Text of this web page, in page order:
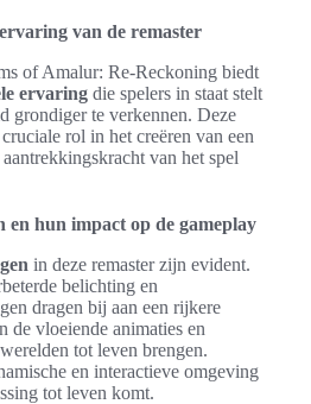
van de remaster
of Amalur: Re-Reckoning biedt
ervaring die spelers in staat stelt
grondiger te verkennen. Deze
rol in het creëren van een
van het spel
en hun impact op de gameplay
in deze remaster zijn evident.
belichting en
dragen bij aan een rijkere
de vloeiende animaties en
tot leven brengen.
en interactieve omgeving
tot leven komt.